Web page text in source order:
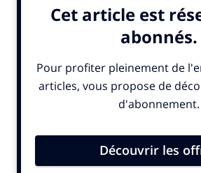
Le projet est un hommage àEnzo
personnalités italiennes les plus
millions de fans du monde entier,
conservait, et y répondait sans
commençaient par, « Ciao Nonno
père Enzo), ne sont pas restées «